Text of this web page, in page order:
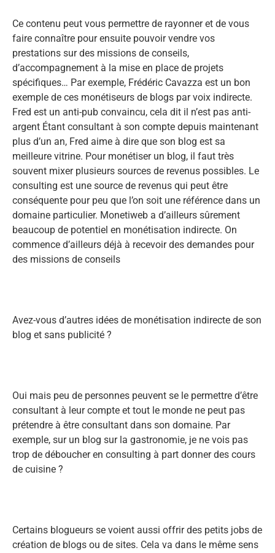
Ce contenu peut vous permettre de rayonner et de vous
faire connaître pour ensuite pouvoir vendre vos
prestations sur des missions de conseils,
d’accompagnement à la mise en place de projets
spécifiques… Par exemple, Frédéric Cavazza est un bon
exemple de ces monétiseurs de blogs par voix indirecte.
Fred est un anti-pub convaincu, cela dit il n’est pas anti-
argent Étant consultant à son compte depuis maintenant
plus d’un an, Fred aime à dire que son blog est sa
meilleure vitrine. Pour monétiser un blog, il faut très
souvent mixer plusieurs sources de revenus possibles. Le
consulting est une source de revenus qui peut être
conséquente pour peu que l’on soit une référence dans un
domaine particulier. Monetiweb a d’ailleurs sûrement
beaucoup de potentiel en monétisation indirecte. On
commence d’ailleurs déjà à recevoir des demandes pour
des missions de conseils
Avez-vous d’autres idées de monétisation indirecte de son
blog et sans publicité ?
Oui mais peu de personnes peuvent se le permettre d’être
consultant à leur compte et tout le monde ne peut pas
prétendre à être consultant dans son domaine. Par
exemple, sur un blog sur la gastronomie, je ne vois pas
trop de déboucher en consulting à part donner des cours
de cuisine ?
Certains blogueurs se voient aussi offrir des petits jobs de
création de blogs ou de sites. Cela va dans le même sens